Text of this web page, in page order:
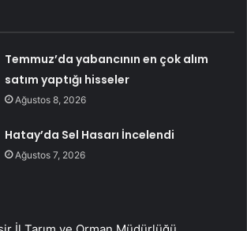
Temmuz’da yabancının en çok alım
satım yaptığı hisseler
Ağustos 8, 2026
Hatay’da Sel Hasarı İncelendi
Ağustos 7, 2026